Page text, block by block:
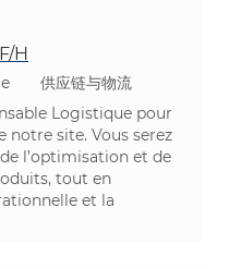
H
类别
供应链与物流
Logistique pour
notre site. Vous serez
l’optimisation et de
tout en
et la